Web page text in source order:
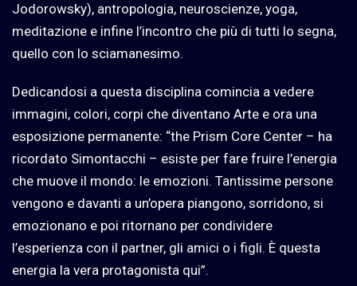
Jodorowsky), antropologia, neuroscienze, yoga,
meditazione e infine l’incontro che più di tutti lo segna,
quello con lo sciamanesimo.
Dedicandosi a questa disciplina comincia a vedere
immagini, colori, corpi che diventano Arte e ora una
esposizione permanente: “the Prism Core Center – ha
ricordato Simontacchi – esiste per fare fruire l’energia
che muove il mondo: le emozioni. Tantissime persone
vengono e davanti a un’opera piangono, sorridono, si
emozionano e poi ritornano per condividere
l’esperienza con il partner, gli amici o i figli. È questa
energia la vera protagonista qui”.